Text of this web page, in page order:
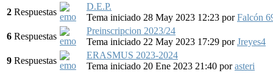
2 Respuestas
D.E.P.
Tema iniciado 28 May 2023 12:23 porFalcón
6 Respuestas
Preinscripcion 2023/24
Tema iniciado 22 May 2023 17:29 porJreyes4
9 Respuestas
ERASMUS 2023-2024
Tema iniciado 20 Ene 2023 21:40 porasteri